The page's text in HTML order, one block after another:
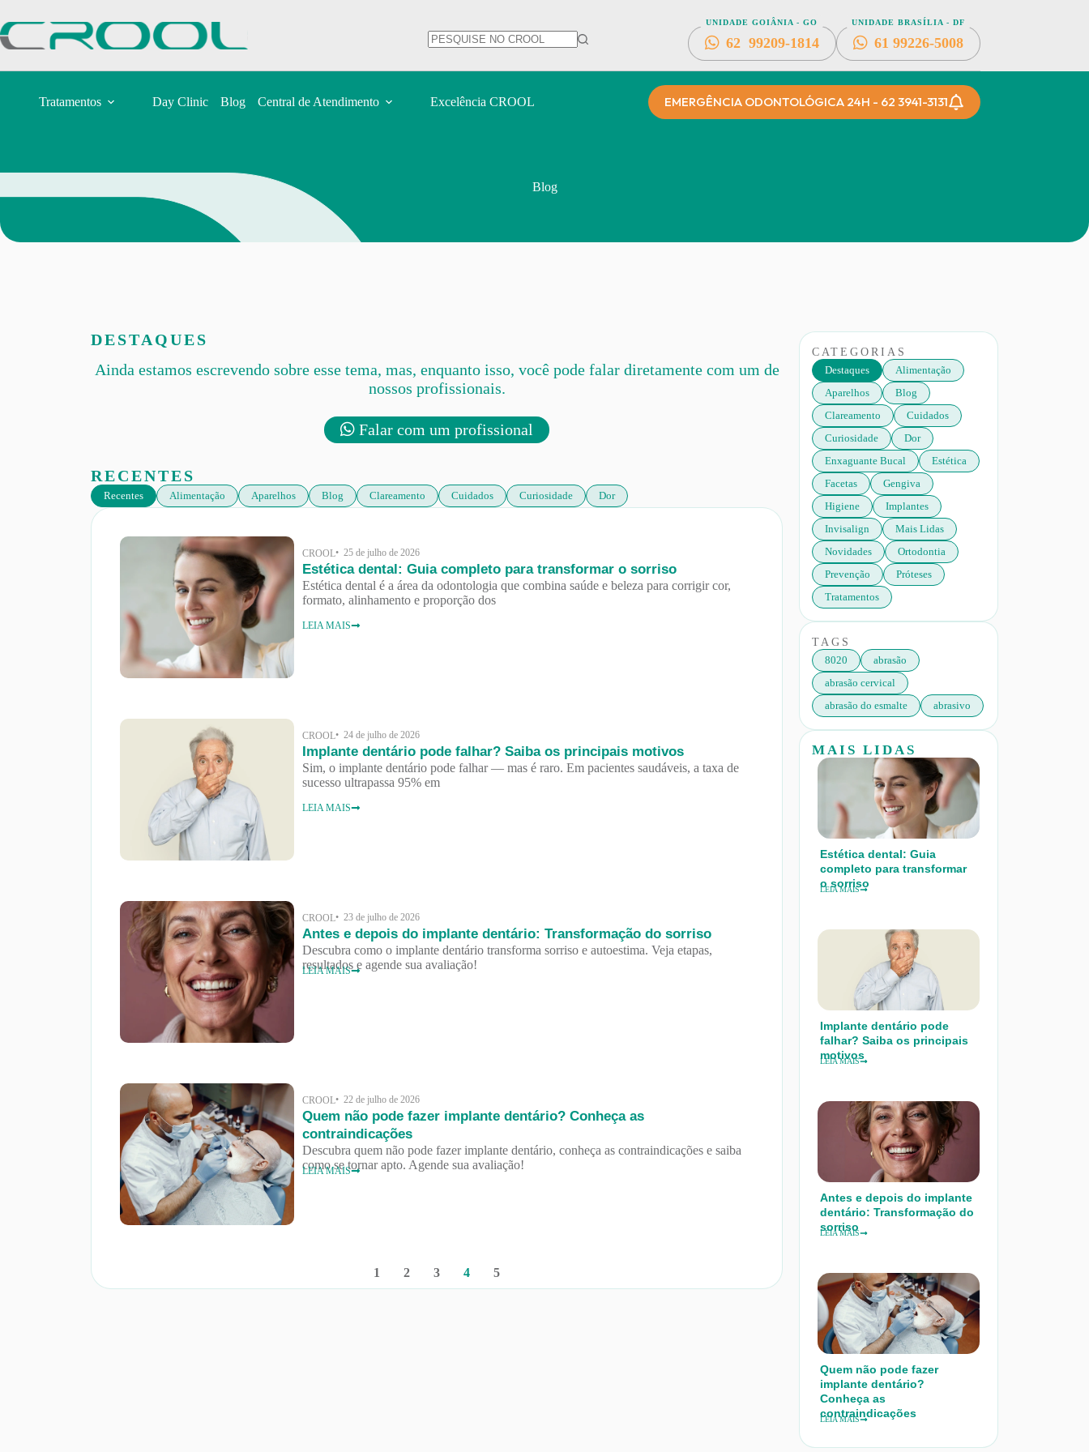
UNIDADE GOIÂNIA - GO
62 99209-1814
UNIDADE BRASÍLIA - DF
61 99226-5008
Tratamentos Day Clinic Blog Central de Atendimento Excelência CROOL EMERGÊNCIA ODONTOLÓGICA 24H - 62 3941-3131
Blog
DESTAQUES
Ainda estamos escrevendo sobre esse tema, mas, enquanto isso, você pode falar diretamente com um de
nossos profissionais.
Falar com um profissional
RECENTES
Alimentação Aparelhos Blog Clareamento Cuidados Curiosidade Dor
Recentes
CROOL• 25 de julho de 2026
Estética dental: Guia completo para transformar o sorriso
Estética dental é a área da odontologia que combina saúde e beleza para corrigir cor,
formato, alinhamento e proporção dos
LEIA MAIS
CROOL• 24 de julho de 2026
Implante dentário pode falhar? Saiba os principais motivos
Sim, o implante dentário pode falhar — mas é raro. Em pacientes saudáveis, a taxa de
sucesso ultrapassa 95% em
LEIA MAIS
CROOL• 23 de julho de 2026
Antes e depois do implante dentário: Transformação do sorriso
Descubra como o implante dentário transforma sorriso e autoestima. Veja etapas,
resultados e agende sua avaliação!
LEIA MAIS
CROOL• 22 de julho de 2026
Quem não pode fazer implante dentário? Conheça as
contraindicações
Descubra quem não pode fazer implante dentário, conheça as contraindicações e saiba
como se tornar apto. Agende sua avaliação!
LEIA MAIS
1 2 3 4 5
CATEGORIAS
Alimentação
Aparelhos
Blog
Clareamento
Cuidados
Curiosidade
Dor
Enxaguante Bucal
Estética
Facetas
Gengiva
Higiene
Implantes
Invisalign
Mais Lidas
Novidades
Ortodontia
Prevenção
Próteses
Tratamentos
Destaques
TAGS
8020
abrasão
abrasão cervical
abrasão do esmalte
abrasivo
MAIS LIDAS
Estética dental: Guia
completo para transformar
o sorriso
LEIA MAIS
Implante dentário pode
falhar? Saiba os principais
motivos
LEIA MAIS
Antes e depois do implante
dentário: Transformação do
sorriso
LEIA MAIS
Quem não pode fazer
implante dentário?
Conheça as
contraindicações
LEIA MAIS